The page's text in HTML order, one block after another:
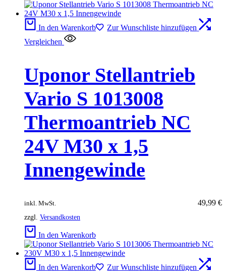
In den Warenkorb
Zur Wunschliste hinzufügen
Vergleichen
Uponor Stellantrieb
Vario S 1013008
Thermoantrieb NC
24V M30 x 1,5
Innengewinde
49,99 €
inkl. MwSt.
zzgl. Versandkosten
In den Warenkorb
In den Warenkorb Zur Wunschliste hinzufügen